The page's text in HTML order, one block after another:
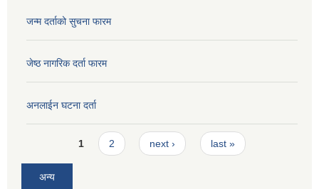
जन्म दर्ताको सुचना फारम
जेष्ठ नागरिक दर्ता फारम
अनलाईन घटना दर्ता
Pages1 2 next › last »
अन्य